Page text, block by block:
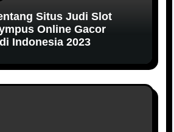
Situs Judi Slot
Online Gacor
Indonesia 2023